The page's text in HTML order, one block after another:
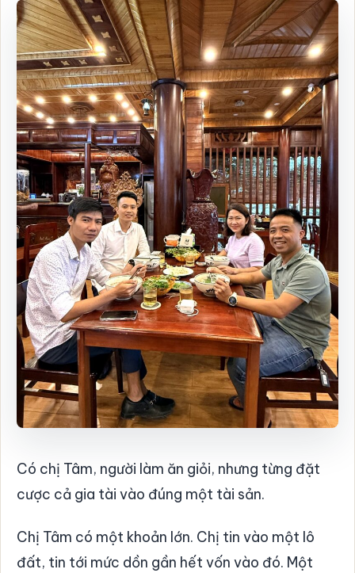
Có chị Tâm, người làm ăn giỏi, nhưng từng đặt
cược cả gia tài vào đúng một tài sản.
Chị Tâm có một khoản lớn. Chị tin vào một lô
đất, tin tới mức dồn gần hết vốn vào đó. Một